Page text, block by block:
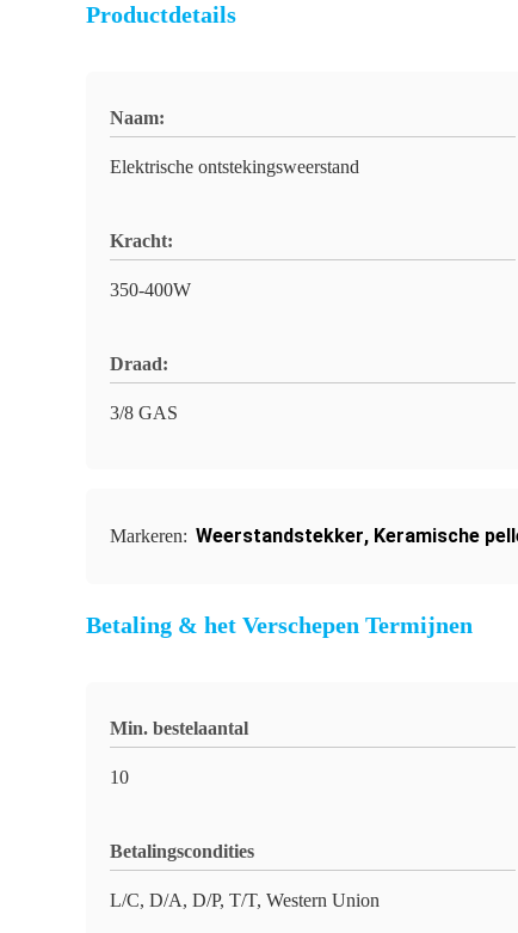
Productdetails
Naam:
Elektrische ontstekingsweerstand
Kracht:
350-400W
Draad:
3/8 GAS
Markeren: Weerstandstekker, Keramische
Betaling & het Verschepen Termijnen
Min. bestelaantal
10
Betalingscondities
L/C, D/A, D/P, T/T, Western Union